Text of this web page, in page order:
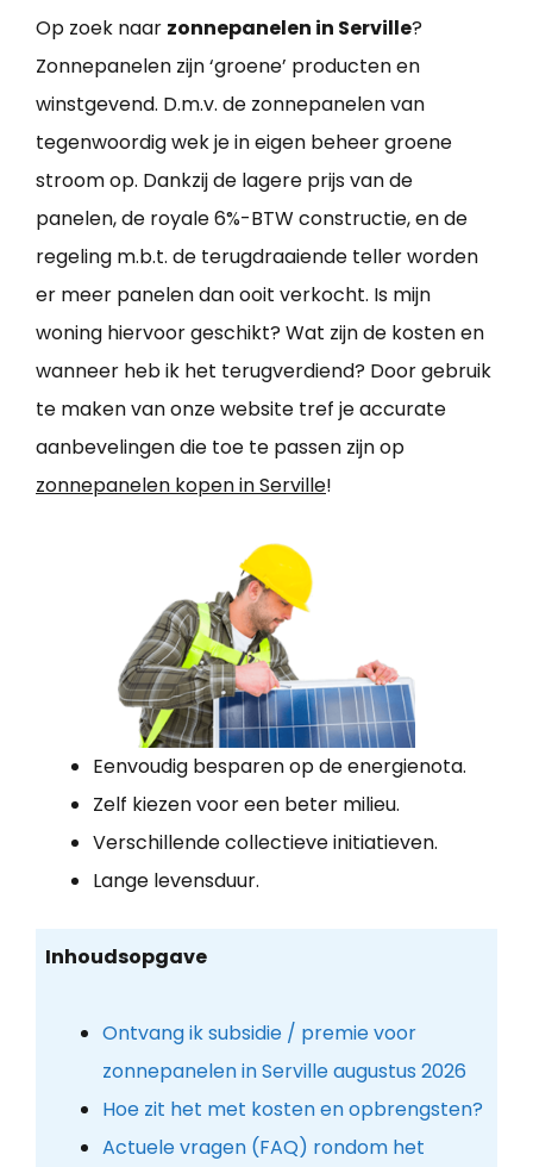
Op zoek naar zonnepanelen in Serville?
Zonnepanelen zijn ‘groene’ producten en
winstgevend. D.m.v. de zonnepanelen van
tegenwoordig wek je in eigen beheer groene
stroom op. Dankzij de lagere prijs van de
panelen, de royale 6%-BTW constructie, en de
regeling m.b.t. de terugdraaiende teller worden
er meer panelen dan ooit verkocht. Is mijn
woning hiervoor geschikt? Wat zijn de kosten en
wanneer heb ik het terugverdiend? Door gebruik
te maken van onze website tref je accurate
aanbevelingen die toe te passen zijn op
zonnepanelen kopen in Serville!
Eenvoudig besparen op de energienota.
Zelf kiezen voor een beter milieu.
Verschillende collectieve initiatieven.
Lange levensduur.
Inhoudsopgave
Ontvang ik subsidie / premie voor
zonnepanelen in Serville augustus 2026
Hoe zit het met kosten en opbrengsten?
Actuele vragen (FAQ) rondom het